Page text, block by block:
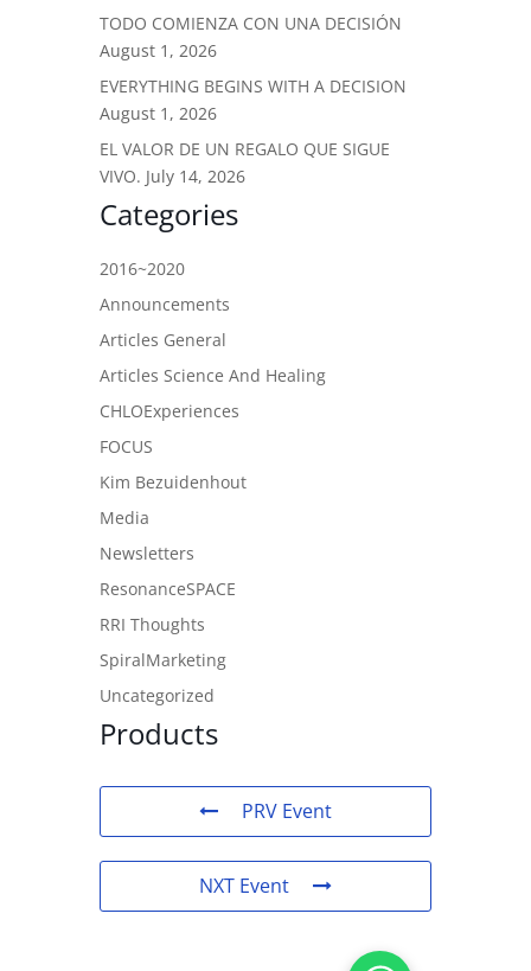
TODO COMIENZA CON UNA DECISIÓN
August 1, 2026
EVERYTHING BEGINS WITH A DECISION
August 1, 2026
EL VALOR DE UN REGALO QUE SIGUE
VIVO. July 14, 2026
Categories
2016~2020
Announcements
Articles General
Articles Science And Healing
CHLOExperiences
FOCUS
Kim Bezuidenhout
Media
Newsletters
ResonanceSPACE
RRI Thoughts
SpiralMarketing
Uncategorized
Products
PRV Event
NXT Event